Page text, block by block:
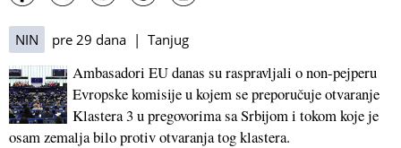
NIN pre 29 dana | Tanjug
Ambasadori EU danas su raspravljali o non-pejperu
Evropske komisije u kojem se preporučuje otvaranje
Klastera 3 u pregovorima sa Srbijom i tokom koje je
osam zemalja bilo protiv otvaranja tog klastera.